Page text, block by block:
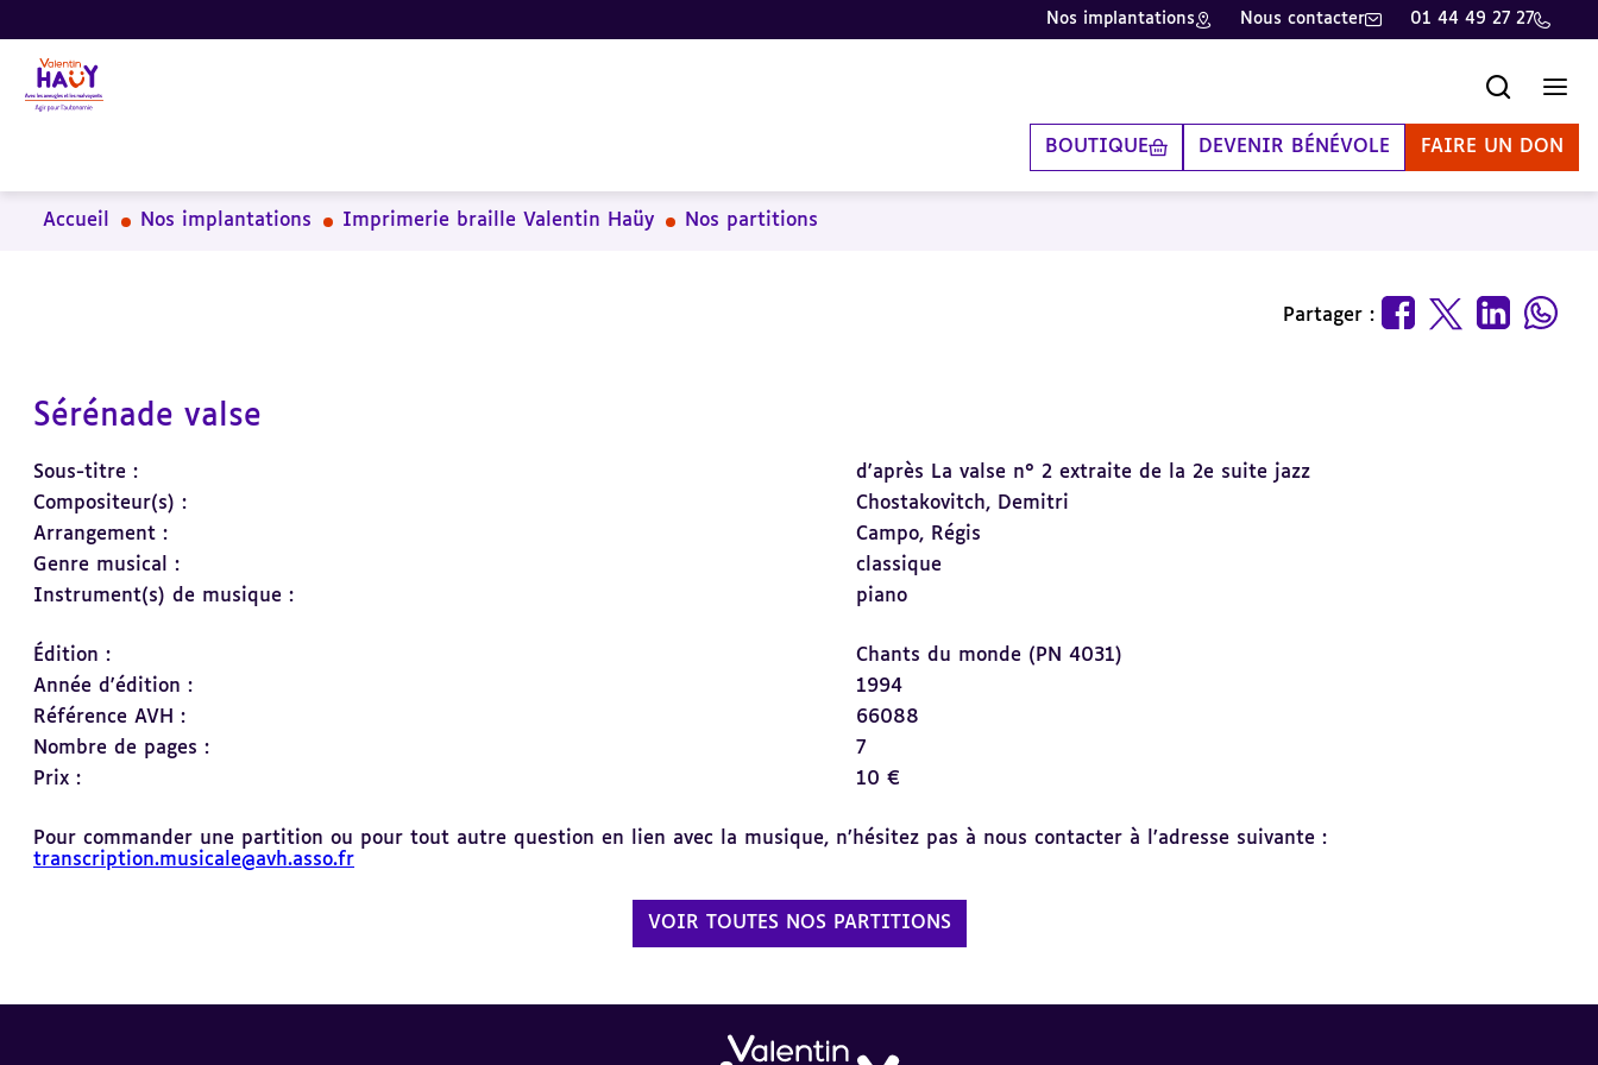
Aller
au
contenu
principal
Aller
au
pied
de
Aller
à
la
recherche
Nos implantations Nous contacter 01 44 49 27 27
BOUTIQUE DEVENIR BÉNÉVOLE FAIRE UN DON
Accueil Nos implantations Imprimerie braille Valentin Haüy Nos partitions
Partager :
Sérénade valse
Sous-titre :
d'après La valse n° 2 extraite de la 2e suite jazz
Compositeur(s) :
Chostakovitch, Demitri
Arrangement :
Campo, Régis
Genre musical :
classique
Instrument(s) de musique :
piano
Édition :
Chants du monde (PN 4031)
Année d'édition :
1994
Référence AVH :
66088
Nombre de pages :
7
Prix :
10 €
Pour commander une partition ou pour tout autre question en lien avec la musique, n’hésitez pas à nous contacter à l’adresse suivante :
transcription.musicale@avh.asso.fr
VOIR TOUTES NOS PARTITIONS